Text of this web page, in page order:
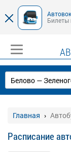
Билеты
Главная
Расписание